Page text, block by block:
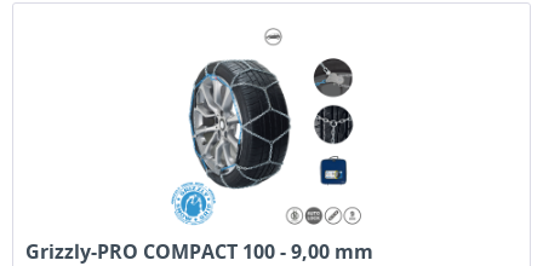
Grizzly-PRO COMPACT 100 - 9,00 mm